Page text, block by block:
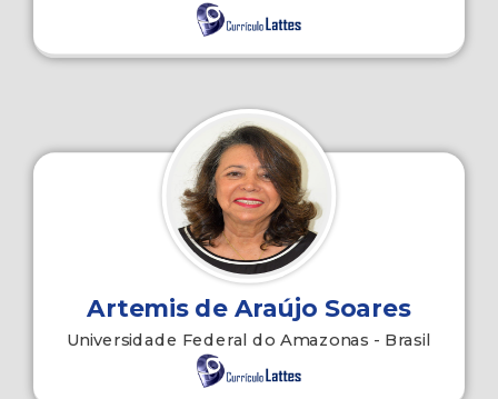
Artemis de Araújo Soares
Universidade Federal do Amazonas - Brasil